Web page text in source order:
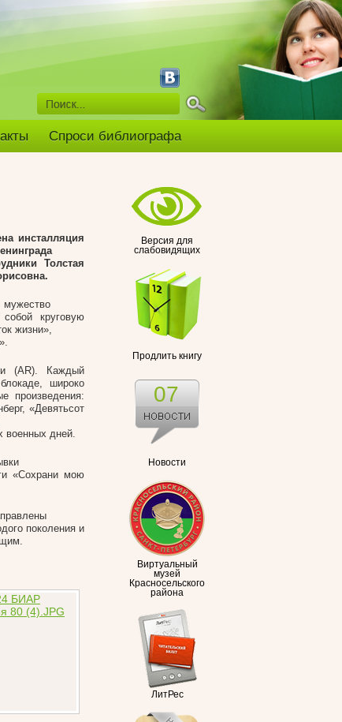
Спроси библиографа
Версия для
слабовидящих
Продлить книгу
Новости
07
Виртуальный
музей
Красносельского
района
ЛитРес
инсталляция
Толстая
мужество
круговую
жизни»,
(AR). Каждый
широко
произведения:
«Девятьсот
военных дней.
«Сохрани мою
поколения и